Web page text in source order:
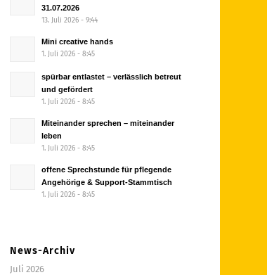
31.07.2026
13. Juli 2026 - 9:44
Mini creative hands
1. Juli 2026 - 8:45
spürbar entlastet – verlässlich betreut
und gefördert
1. Juli 2026 - 8:45
Miteinander sprechen – miteinander
leben
1. Juli 2026 - 8:45
offene Sprechstunde für pflegende
Angehörige & Support-Stammtisch
1. Juli 2026 - 8:45
News-Archiv
Juli 2026